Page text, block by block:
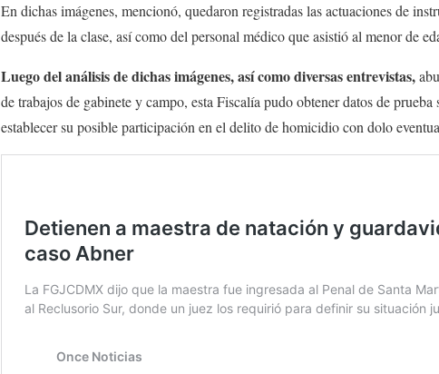
En dichas imágenes, mencionó, quedaron registradas las actuaciones de
después de la clase, así como del personal médico que asistió al menor de
Luego del análisis de dichas imágenes, así como diversas entrevistas,
de trabajos de gabinete y campo, esta Fiscalía pudo obtener datos de
establecer su posible participación en el delito de homicidio con dolo